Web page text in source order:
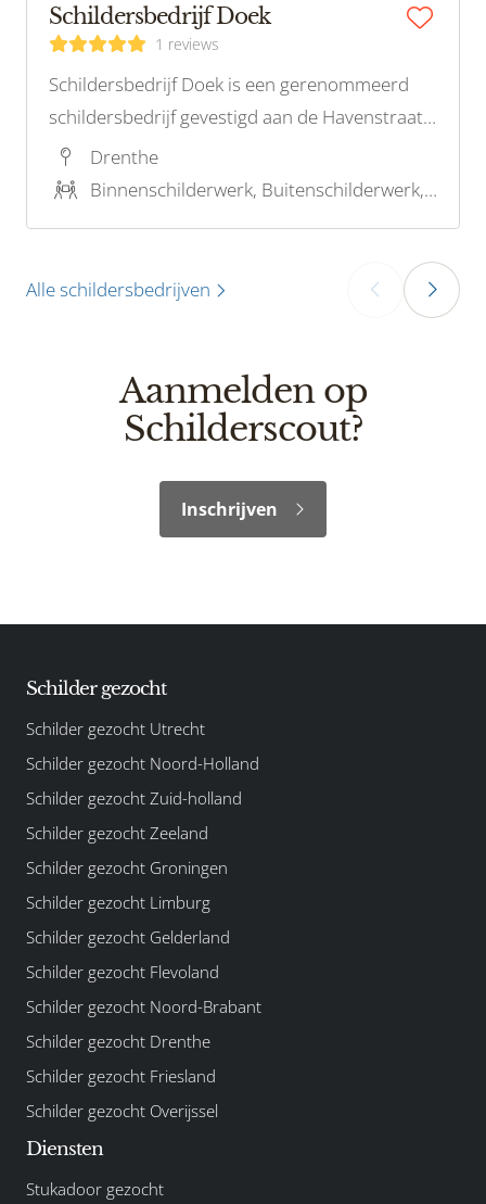
Schildersbedrijf Doek
1 reviews
Schildersbedrijf Doek is een gerenommeerd
schildersbedrijf gevestigd aan de Havenstraat
67 in Erica, Drenthe. Met een focus op
vakmanschap en klanttevredenheid biedt
Drenthe
Binnenschilderwerk, Buitenschilderwerk, Houtrotreparatie, Kleuradvies
Alle schildersbedrijven ‹ ›
Aanmelden op
Schilderscout?
Inschrijven
Schilder gezocht
Schilder gezocht Utrecht
Schilder gezocht Noord-Holland
Schilder gezocht Zuid-holland
Schilder gezocht Zeeland
Schilder gezocht Groningen
Schilder gezocht Limburg
Schilder gezocht Gelderland
Schilder gezocht Flevoland
Schilder gezocht Noord-Brabant
Schilder gezocht Drenthe
Schilder gezocht Friesland
Schilder gezocht Overijssel
Diensten
Stukadoor gezocht